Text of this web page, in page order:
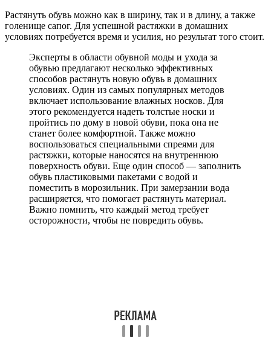
Растянуть обувь можно как в ширину, так и в длину, а также
голенище сапог. Для успешной растяжки в домашних
условиях потребуется время и усилия, но результат того стоит.
Эксперты в области обувной моды и ухода за
обувью предлагают несколько эффективных
способов растянуть новую обувь в домашних
условиях. Один из самых популярных методов
включает использование влажных носков. Для
этого рекомендуется надеть толстые носки и
пройтись по дому в новой обуви, пока она не
станет более комфортной. Также можно
воспользоваться специальными спреями для
растяжки, которые наносятся на внутреннюю
поверхность обуви. Еще один способ — заполнить
обувь пластиковыми пакетами с водой и
поместить в морозильник. При замерзании вода
расширяется, что помогает растянуть материал.
Важно помнить, что каждый метод требует
осторожности, чтобы не повредить обувь.